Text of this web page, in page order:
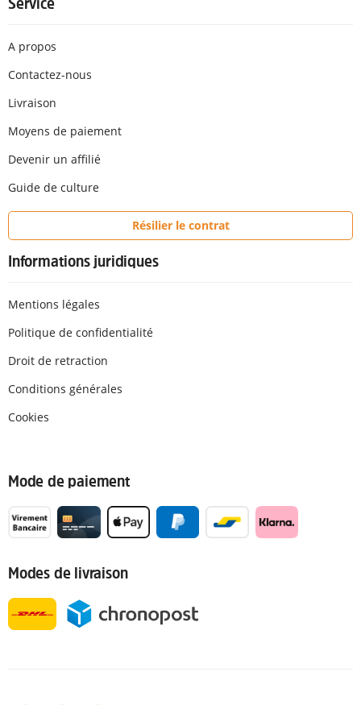
A propos
Contactez-nous
Livraison
Moyens de paiement
Devenir un affilié
Guide de culture
Résilier le contrat
Informations juridiques
Mentions légales
Politique de confidentialité
Droit de retraction
Conditions générales
Cookies
Mode de paiement
Modes de livraison